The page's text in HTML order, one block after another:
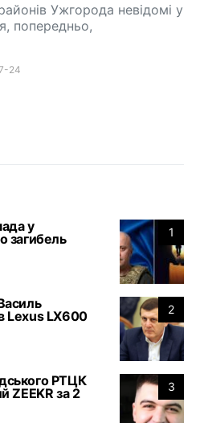
Ужгорода невідомі у
попередньо,
24
1
у
загибель
2
Lexus LX600
3
РТЦК
ZEEKR за 2